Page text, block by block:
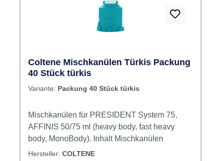
Coltene Mischkanülen Türkis Packung
40 Stück türkis
Variante: Packung 40 Stück türkis
Mischkanülen für PRESIDENT System 75,
AFFINIS 50/75 ml (heavy body, fast heavy
body, MonoBody). Inhalt Mischkanülen
Hersteller: COLTENE